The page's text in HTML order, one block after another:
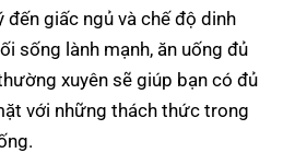
đến giấc ngủ và chế độ dinh
sống lành mạnh, ăn uống đủ
xuyên sẽ giúp bạn có đủ
với những thách thức trong